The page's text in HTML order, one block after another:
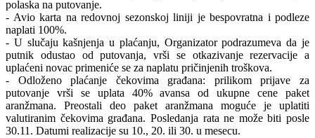
polaska na putovanje.
- Avio karta na redovnoj sezonskoj liniji je bespovratna i podleze
naplati 100%.
- U slučaju kašnjenja u plaćanju, Organizator podrazumeva da je
putnik odustao od putovanja, vrši se otkazivanje rezervacije a
uplaćeni novac primeniće se za naplatu pričinjenih troškova.
- Odloženo plaćanje čekovima građana: prilikom prijave za
putovanje vrši se uplata 40% avansa od ukupne cene paket
aranžmana. Preostali deo paket aranžmana moguće je uplatiti
valutiranim čekovima građana. Posledanja rata ne može biti posle
30.11. Datumi realizacije su 10., 20. ili 30. u mesecu.